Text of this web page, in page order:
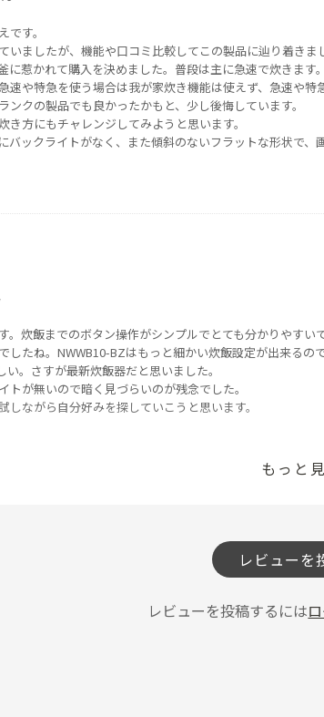
す。
いましたが、機能や口コミ比較してこの製品に辿り着きま
に惹かれて購入を決めました。普段は主に急速で炊きます。
速や特急を使う場合は我が家炊き機能は使えず、急速や特
ンクの製品でも良かったかもと、少し後悔しています。
き方にもチャレンジしてみようと思います。
バックライトがなく、また傾斜のないフラットな形状で、
。炊飯までのボタン操作がシンプルでとても分かりやす
したね。NWWB10-BZはもっと細かい炊飯設定が出来る
。さすが最新炊飯器だと思いました。
トが無いので暗く見づらいのが残念でした。
しながら自分好みを探していこうと思います。
もっと
レビューを
レビューを投稿するには